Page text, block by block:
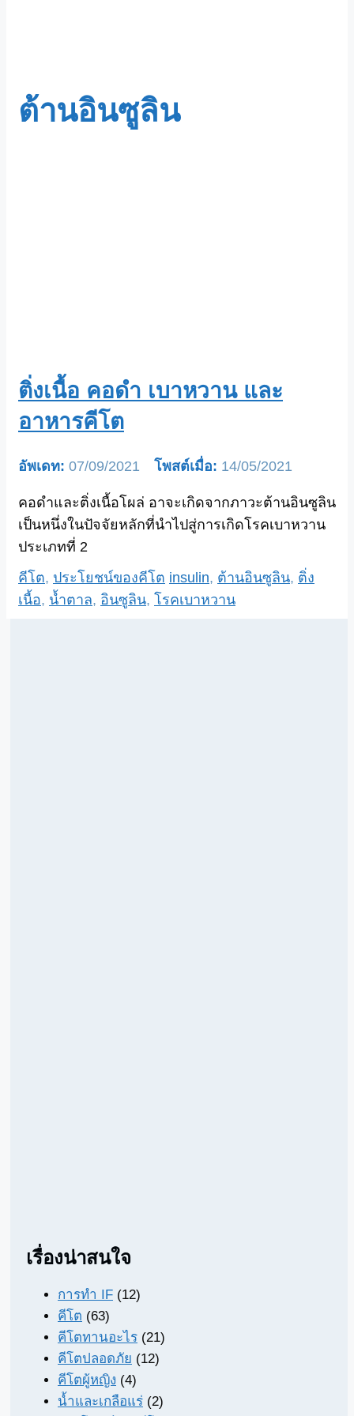
ต้านอินซูลิน
ติ่งเนื้อ คอดำ เบาหวาน และ
อาหารคีโต
07/09/2021 14/05/2021
คอดำและติ่งเนื้อโผล่ อาจะเกิดจากภาวะต้านอินซูลิน
เป็นหนึ่งในปัจจัยหลักที่นำไปสู่การเกิดโรคเบาหวาน
ประเภทที่ 2
Categories
คีโต, ประโยชน์ของคีโต Tags
insulin, ต้านอินซูลิน, ติ่ง
เนื้อ, น้ำตาล, อินซูลิน, โรคเบาหวาน
เรื่องน่าสนใจ
การทำ IF (12)
คีโต (63)
คีโตทานอะไร (21)
คีโตปลอดภัย (12)
คีโตผู้หญิง (4)
น้ำและเกลือแร่ (2)